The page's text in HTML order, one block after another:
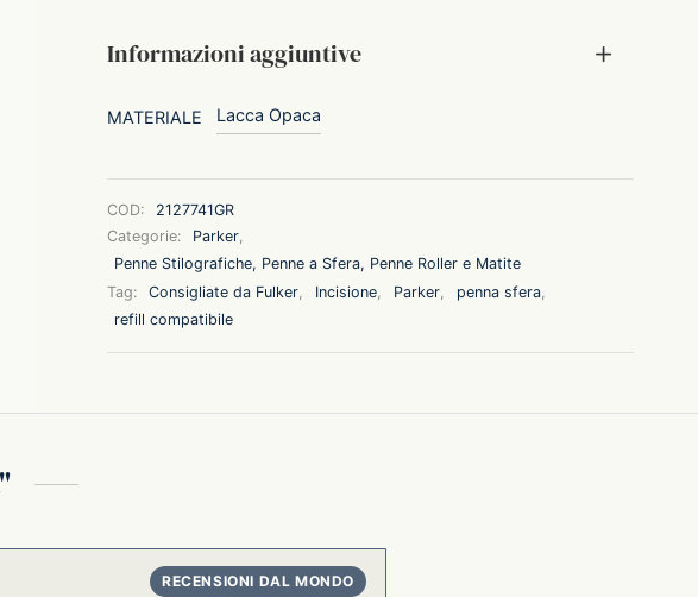
Informazioni aggiuntive
MATERIALE Lacca Opaca
COD:
2127741GR
Categorie:
Parker,
Penne Stilografiche, Penne a Sfera, Penne Roller e Matite
Tag:
Consigliate da Fulker, Incisione, Parker, penna sfera,
refill compatibile